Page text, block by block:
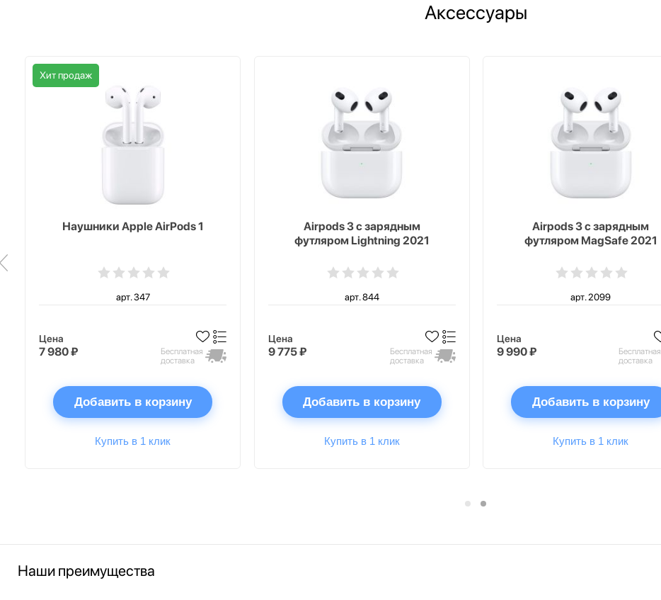
Аксессуары
Хит продаж
Наушники Apple AirPods 1
арт. 347
Цена
7 980 ₽
Бесплатная
доставка
Добавить в корзину
Купить в 1 клик
Airpods 3 с зарядным
футляром Lightning 2021
арт. 844
Цена
9 775 ₽
Бесплатная
доставка
Добавить в корзину
Купить в 1 клик
Airpods 3 с зарядным
футляром MagSafe 2021
арт. 2099
Цена
9 990 ₽
Бесплатная
доставка
Добавить в корзину
Купить в 1 клик
Наши преимущества